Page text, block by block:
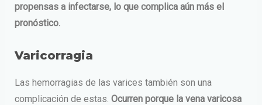
propensas a infectarse, lo que complica aún más el
pronóstico.
Varicorragia
Las hemorragias de las varices también son una
complicación de estas. Ocurren porque la vena varicosa